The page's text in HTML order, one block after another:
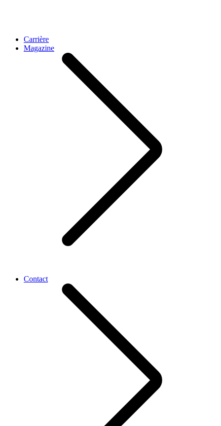
Carrière
Magazine
Contact